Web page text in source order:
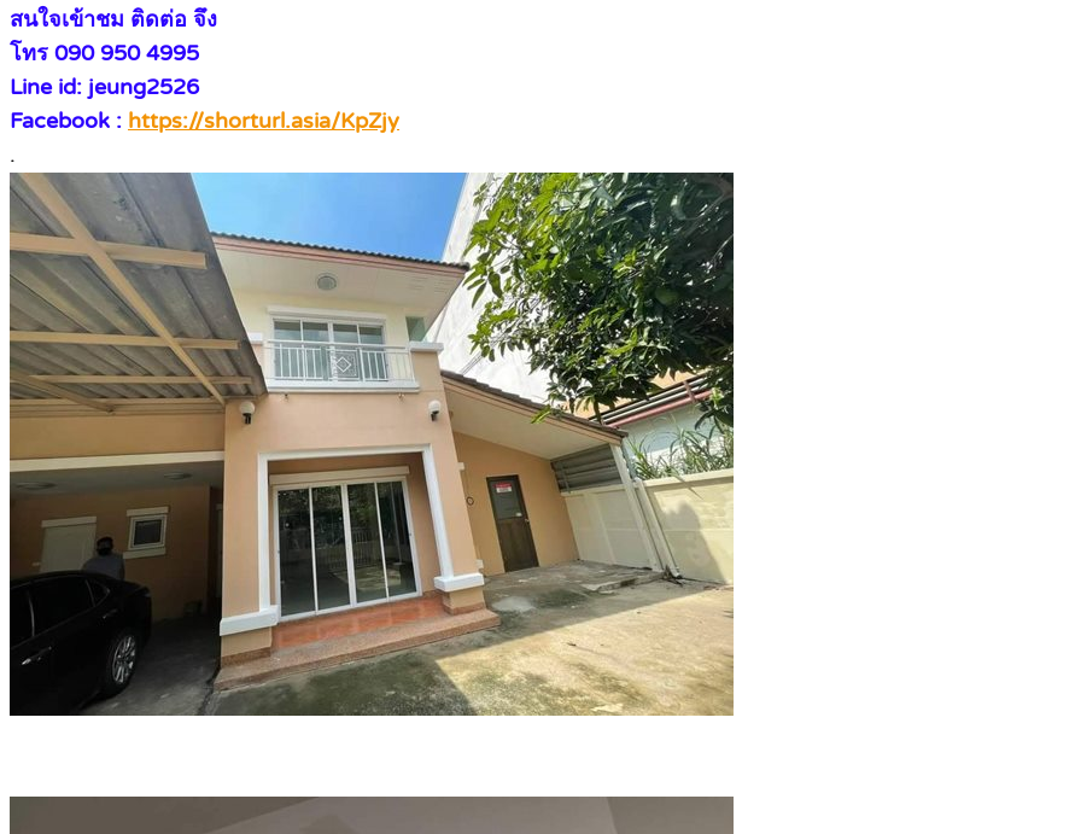
สนใจเข้าชม ติดต่อ จึง
โทร 090 950 4995
Line id: jeung2526
Facebook : https://shorturl.asia/KpZjy
.